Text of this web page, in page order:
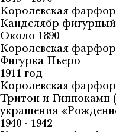
Королевская
Канделябр
Около 1890
Королевская
Фигурка Пьеро
1911 год
Королевская
Тритон и Гиппокамп
украшения
1940 - 1942